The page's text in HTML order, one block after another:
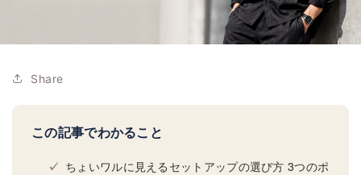
Share
この記事でわかること
ちょいワルに見えるセットアップの選び方 3つのポ